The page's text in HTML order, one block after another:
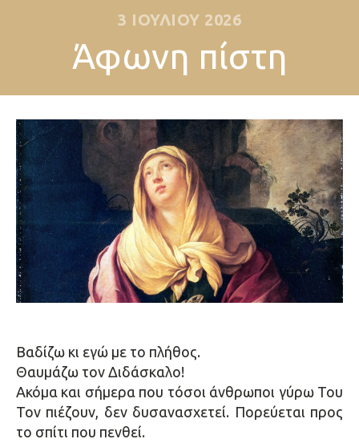
3 ΙΟΥΛΊΟΥ 2026
Άφωνη πίστη
Βαδίζω κι εγώ με το πλήθος.
Θαυμάζω τον Διδάσκαλο!
Ακόμα και σήμερα που τόσοι άνθρωποι γύρω Του
Τον πιέζουν, δεν δυσανασχετεί. Πορεύεται προς
το σπίτι που πενθεί.